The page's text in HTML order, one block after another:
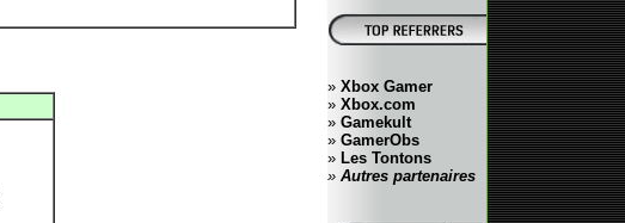
» Xbox Gamer
» Xbox.com
» Gamekult
» GamerObs
» Les Tontons
» Autres partenaires